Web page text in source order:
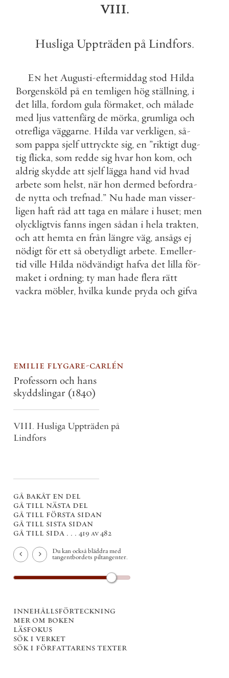
VIII.
Husliga Uppträden på Lindfors.
En het Augusti-eftermiddag stod Hilda
Borgensköld på en temligen hög ställning, i
det lilla, fordom gula förmaket, och målade
med ljus vattenfärg de mörka, grumliga och
otrefliga väggarne. Hilda var verkligen, så-
som pappa sjelf uttryckte sig, en ”riktigt dug-
tig flicka, som redde sig hvar hon kom, och
aldrig skydde att sjelf lägga hand vid hvad
arbete som helst, när hon dermed befordra-
de nytta och trefnad.” Nu hade man visser-
ligen haft råd att taga en målare i huset; men
olyckligtvis fanns ingen sådan i hela trakten,
och att hemta en från längre väg, ansågs ej
nödigt för ett så obetydligt arbete. Emeller-
tid ville Hilda nödvändigt hafva det lilla för-
maket i ordning; ty man hade flera rätt
vackra möbler, hvilka kunde pryda och gifva
emilie flygare-carlén
Professorn och hans
skyddslingar (1840)
VIII. Husliga Uppträden på
Lindfors
gå bakåt en del
gå till nästa del
gå till första sidan
gå till sista sidan
gå till sida . . . 419 av 482
Du kan också bläddra med
tangentbordets piltangenter.
innehållsförteckning
mer om boken
läsfokus
sök i verket
sök i författarens texter